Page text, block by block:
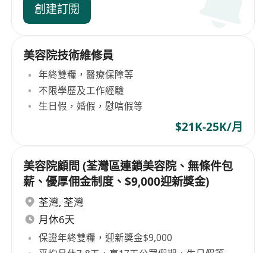
創建訂閱
美容院技術維修員
年終雙糧，醫療保障等
不限學歷及工作經驗
生日假，婚假，慰唁假等
$21K-25K/月
美容院顧問 (荃灣區連鎖美容院、無條件包
薪、優厚佣金制度、$9,000迎新獎金)
荃灣, 荃灣
月休6天
保證年終雙糧，迎新獎金$9,000